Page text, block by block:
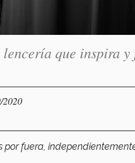
que inspira
2020
fuera,